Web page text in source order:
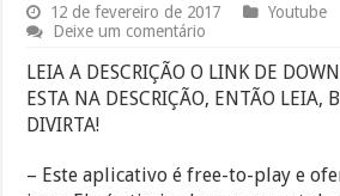
12 de fevereiro de 2017
Youtube
Deixe um comentário
LEIA A DESCRIÇÃO O LINK DE
ESTA NA DESCRIÇÃO, ENTÃO LEIA,
DIVIRTA!
– Este aplicativo é free-to-play e